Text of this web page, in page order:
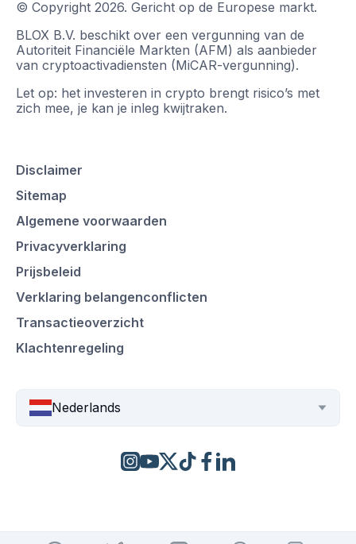
© Copyright 2026. Gericht op de Europese markt.
BLOX B.V. beschikt over een vergunning van de
Autoriteit Financiële Markten (AFM) als aanbieder
van cryptoactivadiensten (MiCAR-vergunning).
Let op: het investeren in crypto brengt risico’s met
zich mee, je kan je inleg kwijtraken.
Disclaimer
Sitemap
Algemene voorwaarden
Privacyverklaring
Prijsbeleid
Verklaring belangenconflicten
Transactieoverzicht
Klachtenregeling
Nederlands